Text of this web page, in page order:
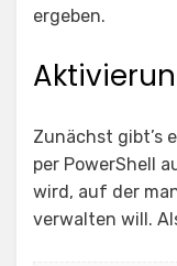
ergeben.
Zunächst gibt’s
per PowerShell
wird, auf der
verwalten will.